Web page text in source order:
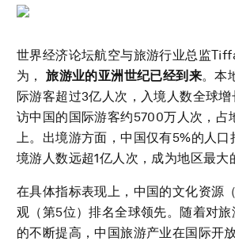
世界经济论坛航空与旅游行业总监
为，旅游业的亚洲世纪已经到来。本
际游客超过3亿人次，入境人数全球
访中国的国际游客约5700万人次，占
上。出境游方面，中国仅有5%的人口
境游人数远超1亿人次，成为地区最大
在具体指标表现上，中国的文化资源
观（第5位）排名全球领先。随着对
的不断提高，中国旅游产业在国际开